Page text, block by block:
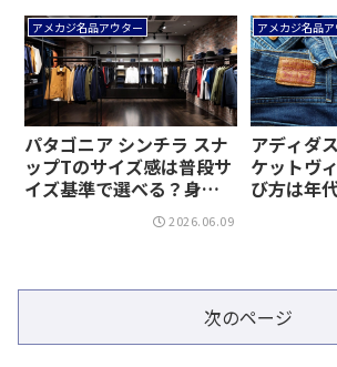
アメカジ名品アウター
パタゴニア シンチラ スナ
ップTのサイズ感は普段サ
イズ基準で選べる？身幅
と着丈の迷いを減らす選
2026.06.09
アメカジ名品
アディダ
ケットヴ
び方は年
こなしで
サイズの
次のページ